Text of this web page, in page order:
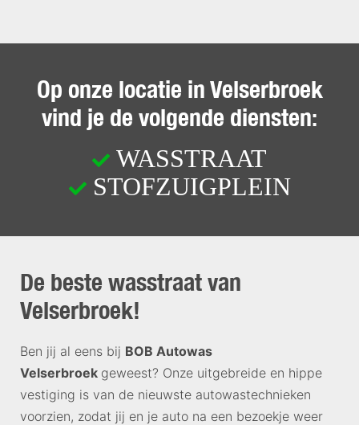
Op onze locatie in Velserbroek
vind je de volgende diensten:
WASSTRAAT
STOFZUIGPLEIN
De beste wasstraat van
Velserbroek!
Ben jij al eens bij BOB Autowas
Velserbroek geweest? Onze uitgebreide en hippe
vestiging is van de nieuwste autowastechnieken
voorzien, zodat jij en je auto na een bezoekje weer